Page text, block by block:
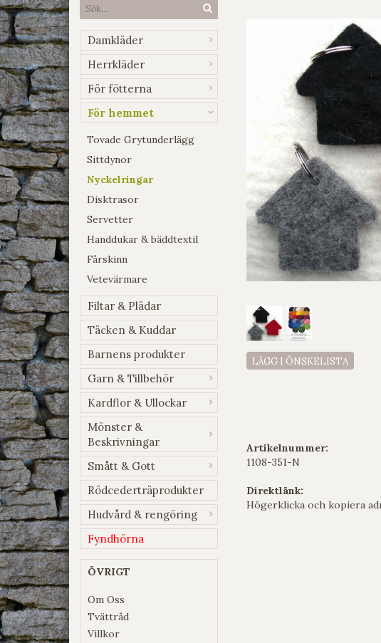
Damkläder
Herrkläder
För fötterna
För hemmet
Tovade Grytunderlägg
Sittdynor
Nyckelringar
Disktrasor
Servetter
Handdukar & bäddtextil
Fårskinn
Vetevärmare
Filtar & Plädar
Täcken & Kuddar
Barnens produkter
Garn & Tillbehör
Kardflor & Ullockar
Mönster &
Beskrivningar
Smått & Gott
Rödcederträprodukter
Hudvård & rengöring
Fyndhörna
ÖVRIGT
Om Oss
Tvättråd
Villkor
LÄGG I ÖNSKELISTA
Artikelnummer:
1108-351-N
Direktlänk:
Högerklicka och kopiera